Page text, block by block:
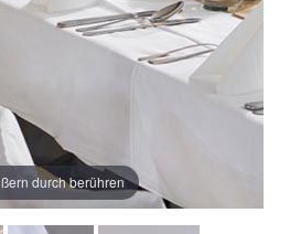
durch berühren